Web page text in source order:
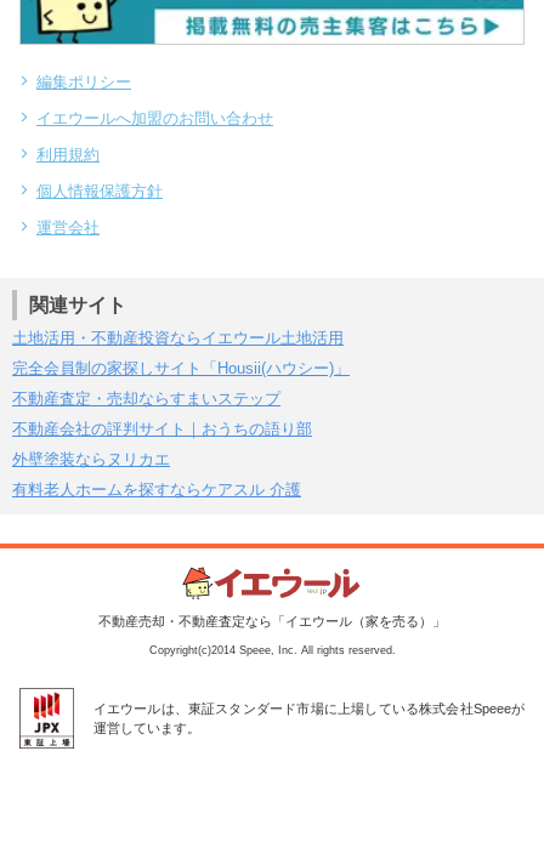
編集ポリシー
イエウールへ加盟のお問い合わせ
利用規約
個人情報保護方針
運営会社
関連サイト
土地活用・不動産投資ならイエウール土地活用
完全会員制の家探しサイト「Housii(ハウシー)」
不動産査定・売却ならすまいステップ
不動産会社の評判サイト｜おうちの語り部
外壁塗装ならヌリカエ
有料老人ホームを探すならケアスル 介護
不動産売却・不動産査定なら「イエウール（家を売る）」
Copyright(c)2014 Speee, Inc. All rights reserved.
イエウールは、東証スタンダード市場に上場している株式会社Speeeが
運営しています。